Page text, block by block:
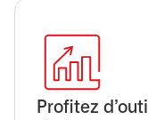
Profitez